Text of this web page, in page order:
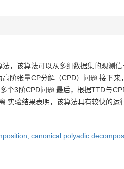
，该算法可以从多组数据集的观测
阶张量CP分解（CPD）问题.接下
个3阶CPD问题.最后，根据TTD与
.实验结果表明，该算法具有较快的运
canonical polyadic